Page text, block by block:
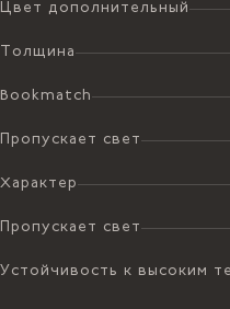
Цвет дополнительный
Толщина
Bookmatch
Пропускает свет
Характер
Пропускает свет